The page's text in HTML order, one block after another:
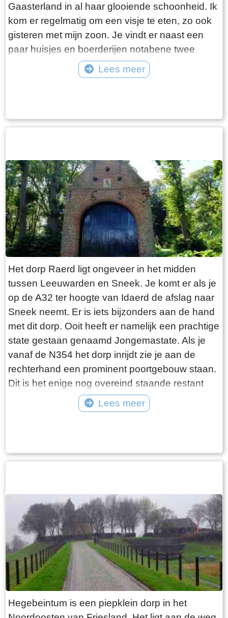
Gaasterland in al haar glooiende schoonheid. Ik
kom er regelmatig om een visje te eten, zo ook
gisteren met mijn zoon. Je vindt er naast een
paar huisjes en boerderijen notabene twee
visrestaurants op steenworp afstand van elkaar.
Er schijnt het jaar rond voldoende klandizie te
linker restaurant dat sinds een paar jaar in de
“Laaksumer Bot” suggereert dat de vis terplekke
gevangen wordt. En niets is minder waar.
Tegenover de twee visrestaurants ligt in het
kleinste haventje van Europa eenzaam en
alleen de HL6. Navraag in het restaurant leert
dan dit de vissersboot van de gebroeders De
Vries is. Zij zijn de laatste overgebleven vissers
van Laaksum. Eerder was er sprake van een
bescheiden vloot maar de meeste vissers van
Laaksum zijn er al lang geleden mee gestopt.
De gebroeders De Vries houden het dus nog vol
en vangen regelmatig bot bij Laaksum. Ik hoor
dat de ze inmiddels aardig op leeftijd zijn, in
ieder geval over de zestig. Ik hoop dat ze het
nog even kunnen volhouden tot aan hun
pensioenleeftijd. Want zodra zij ermee stoppen
vangt iedereen bot bij Laaksum.
Lees meer
Het dorp Raerd ligt ongeveer in het midden
tussen Leeuwarden en Sneek. Je komt er als je
op de A32 ter hoogte van Idaerd de afslag naar
Sneek neemt. Er is iets bijzonders aan de hand
met dit dorp. Ooit heeft er namelijk een prachtige
state gestaan genaamd Jongemastate. Als je
vanaf de N354 het dorp inrijdt zie je aan de
rechterhand een prominent poortgebouw staan.
Dit is het enige nog overeind staande restant
van Jongemastate. Het poortgebouw geeft
toegang tot het park Jongemastate. In het
aub”. Het is de moeite waard om het park eens
heeft. Grote brokken zandsteen liggen her en
der verspreid door het park alsof er een enorme
explosie heeft plaatsgevonden. Niets is minder
waar. De laatste bewoner van Jongemastate
was Burgemeester van Slooten. Hij was
burgemeester van de gemeente
Rauwerderhem. Het voormalige gemeentehuis
staat een eindje verderop. Het is moeilijk voor te
stellen maar toen hij verhuisde heeft hij de state
Lees meer
Hegebeintum is een piepklein dorp in het